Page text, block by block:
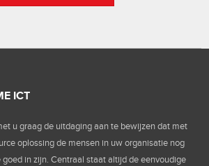
ICT
u graag de uitdaging aan te bewijzen dat met
oplossing de mensen in uw organisatie nog
in zijn. Centraal staat altijd de eenvoudige